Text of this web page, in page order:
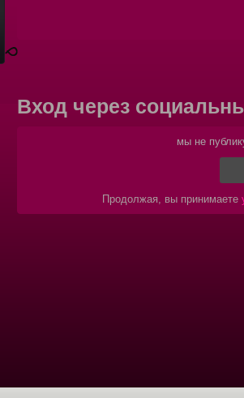
Вход через
мы не
Продолжая, вы принимаете